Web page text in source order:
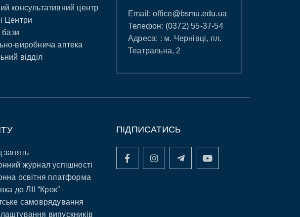
консультативний центр
Центри
бази
виробнича аптека
відділ
Email:office@bsmu.edu.ua
Телефон: (0372) 55-37-54
Адреса: : м. Чернівці, пл.
Театральна, 2
занять
журнал успішності
освітня платформа
до ЛІІ “Крок”
самоврядування
випускників
ПІДПИСАТИСЬ